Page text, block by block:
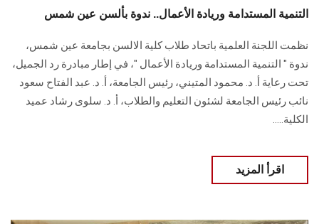
التنمية المستدامة وريادة الأعمال.. ندوة بألسن عين شمس
نظمت اللجنة العلمية باتحاد طلاب كلية الالسن بجامعة عين شمس،
ندوة " التنمية المستدامة وريادة الأعمال "، في إطار مبادرة رد الجميل،
تحت رعاية أ. د. محمود المتيني، رئيس الجامعة، أ. د. عبد الفتاح سعود
نائب رئيس الجامعة لشئون التعليم والطلاب، أ. د. سلوى رشاد عميد
الكلية.....
اقرأ المزيد